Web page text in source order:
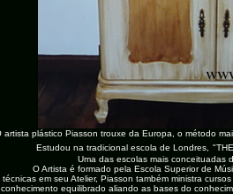
artista plástico Piasson trouxe da Europa, o método
Estudou na tradicional escola de Londres,
Uma das escolas mais conceituadas
O Artista é formado pela Escola Superior de
em seu Atelier, Piasson também ministra
equilibrado aliando as bases do